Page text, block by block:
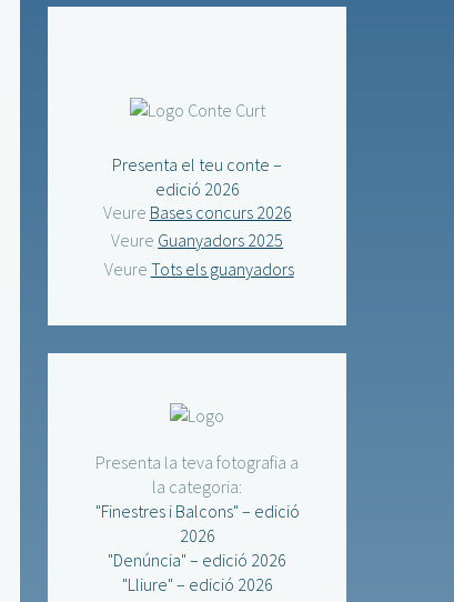
Presenta el teu conte –
edició 2026
Veure Bases concurs 2026
Veure Guanyadors 2025
Veure Tots els guanyadors
Presenta la teva fotografia a
la categoria:
"Finestres i Balcons" – edició
2026
"Denúncia" – edició 2026
"Lliure" – edició 2026